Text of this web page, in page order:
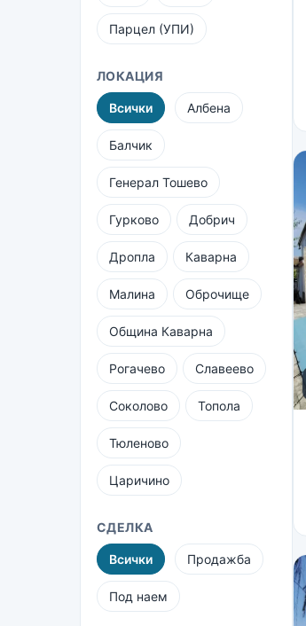
Парцел (УПИ)
ЛОКАЦИЯ
Всички Албена
Балчик
Генерал Тошево
Гурково Добрич
Дропла Каварна
Малина Оброчище
Община Каварна
Рогачево Славеево
Соколово Топола
Тюленово
Царичино
СДЕЛКА
Всички Продажба
Под наем